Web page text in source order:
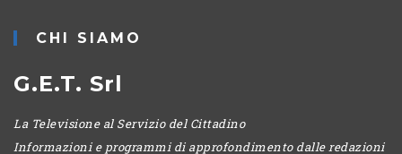
CHI SIAMO
G.E.T. Srl
La Televisione al Servizio del Cittadino
Informazioni e programmi di approfondimento dalle redazioni